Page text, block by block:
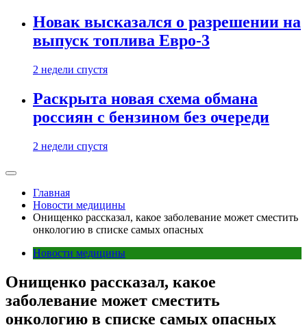
Новак высказался о разрешении на
выпуск топлива Евро-3
2 недели спустя
Раскрыта новая схема обмана
россиян с бензином без очереди
2 недели спустя
Главная
Новости медицины
Онищенко рассказал, какое заболевание может сместить
онкологию в списке самых опасных
Новости медицины
Онищенко рассказал, какое
заболевание может сместить
онкологию в списке самых опасных